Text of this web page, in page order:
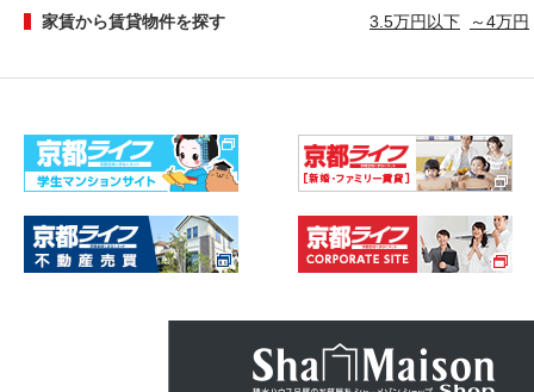
家賃から賃貸物件を探す 3.5万円以下 ～4万円